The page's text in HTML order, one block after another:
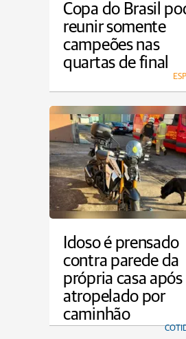
Copa do Brasil
reunir somente
campeões nas
quartas de final
Idoso é prensado
contra parede da
própria casa após
atropelado por
caminhão